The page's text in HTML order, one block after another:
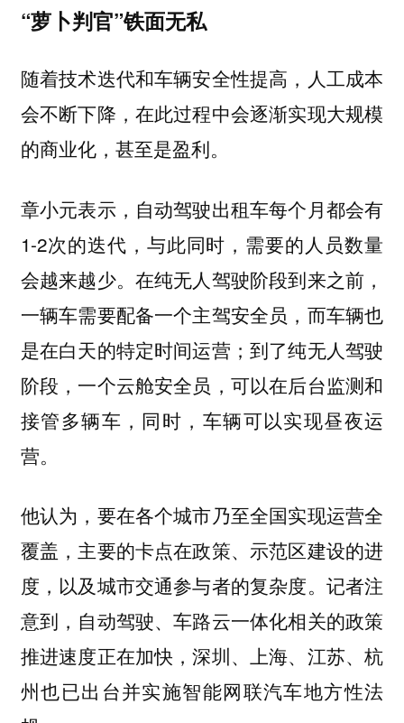
“萝卜判官”铁面无私
随着技术迭代和车辆安全性提高，人工成本
会不断下降，在此过程中会逐渐实现大规模
的商业化，甚至是盈利。
章小元表示，自动驾驶出租车每个月都会有
1-2次的迭代，与此同时，需要的人员数量
会越来越少。在纯无人驾驶阶段到来之前，
一辆车需要配备一个主驾安全员，而车辆也
是在白天的特定时间运营；到了纯无人驾驶
阶段，一个云舱安全员，可以在后台监测和
接管多辆车，同时，车辆可以实现昼夜运
营。
他认为，要在各个城市乃至全国实现运营全
覆盖，主要的卡点在政策、示范区建设的进
度，以及城市交通参与者的复杂度。 记者注
意到，自动驾驶、车路云一体化相关的政策
推进速度正在加快，深圳、上海、江苏、杭
州也已出台并实施智能网联汽车地方性法